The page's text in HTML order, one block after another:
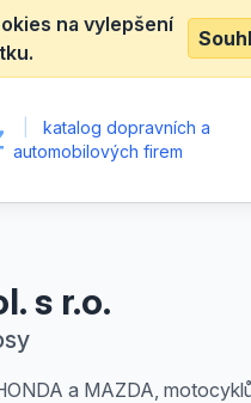
na vylepšení
katalog dopravních a
automobilových firem
s r.o.
a MAZDA,